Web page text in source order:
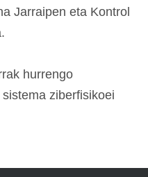
Jarraipen eta Kontrol
hurrengo
ziberfisikoei